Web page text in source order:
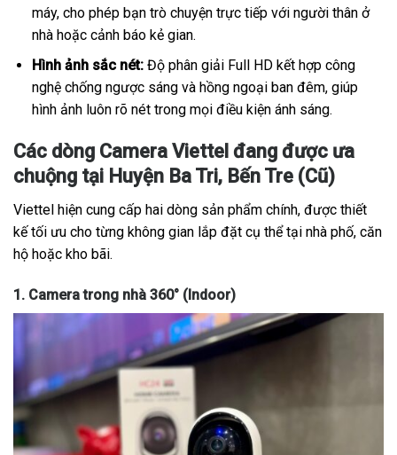
máy, cho phép bạn trò chuyện trực tiếp với người thân ở
nhà hoặc cảnh báo kẻ gian.
Hình ảnh sắc nét:Độ phân giải Full HD kết hợp công
nghệ chống ngược sáng và hồng ngoại ban đêm, giúp
hình ảnh luôn rõ nét trong mọi điều kiện ánh sáng.
Các dòng Camera Viettel đang được ưa
chuộng tại Huyện Ba Tri, Bến Tre (Cũ)
Viettel hiện cung cấp hai dòng sản phẩm chính, được thiết
kế tối ưu cho từng không gian lắp đặt cụ thể tại nhà phố, căn
hộ hoặc kho bãi.
1. Camera trong nhà 360° (Indoor)